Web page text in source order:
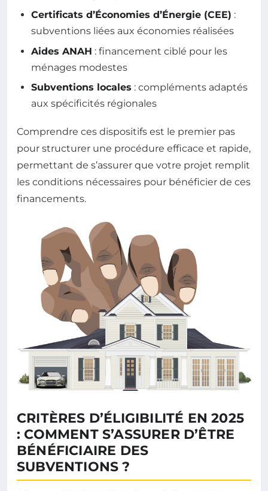
Certificats d’Économies d’Énergie (CEE) :
subventions liées aux économies réalisées
Aides ANAH : financement ciblé pour les
ménages modestes
Subventions locales : compléments adaptés
aux spécificités régionales
Comprendre ces dispositifs est le premier pas
pour structurer une procédure efficace et rapide,
permettant de s’assurer que votre projet remplit
les conditions nécessaires pour bénéficier de ces
financements.
CRITÈRES D’ÉLIGIBILITÉ EN 2025
: COMMENT S’ASSURER D’ÊTRE
BÉNÉFICIAIRE DES
SUBVENTIONS ?